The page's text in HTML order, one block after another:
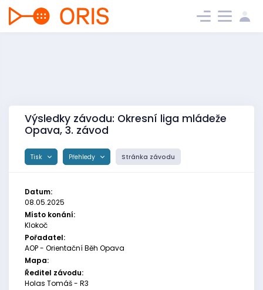
Výsledky závodu: Okresní liga mládeže
Opava, 3. závod
Tisk Přehledy Stránka závodu
Datum:
08.05.2025
Místo konání:
Klokoč
Pořadatel:
AOP - Orientační Běh Opava
Mapa:
Ředitel závodu:
Holas Tomáš - R3